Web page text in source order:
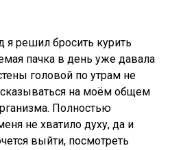
я решил бросить курить
пачка в день уже давала
головой по утрам не
сказываться на моём общем
Полностью
не хватило духу, да и
выйти, посмотреть